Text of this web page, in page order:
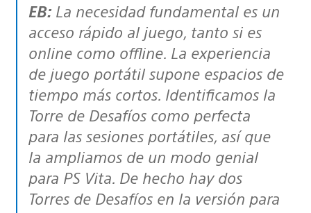
EB: La necesidad fundamental es un
acceso rápido al juego, tanto si es
online como offline. La experiencia
de juego portátil supone espacios de
tiempo más cortos. Identificamos la
Torre de Desafíos como perfecta
para las sesiones portátiles, así que
la ampliamos de un modo genial
para PS Vita. De hecho hay dos
Torres de Desafíos en la versión para